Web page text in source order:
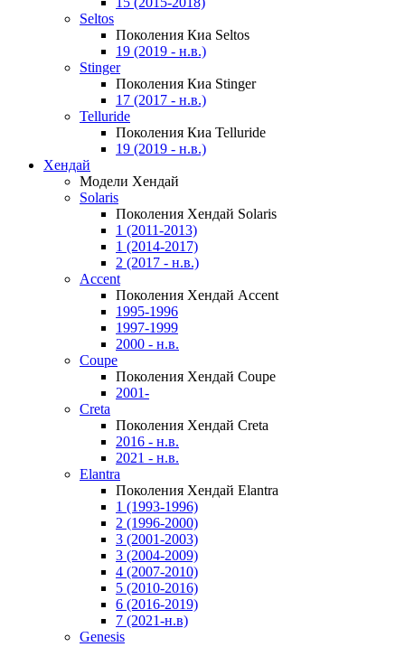
Seltos
Поколения Киа Seltos
19 (2019 - н.в.)
Stinger
Поколения Киа Stinger
17 (2017 - н.в.)
Telluride
Поколения Киа Telluride
19 (2019 - н.в.)
Хендай
Модели Хендай
Solaris
Поколения Хендай Solaris
1 (2011-2013)
1 (2014-2017)
2 (2017 - н.в.)
Accent
Поколения Хендай Accent
1995-1996
1997-1999
2000 - н.в.
Coupe
Поколения Хендай Coupe
2001-
Creta
Поколения Хендай Creta
2016 - н.в.
2021 - н.в.
Elantra
Поколения Хендай Elantra
1 (1993-1996)
2 (1996-2000)
3 (2001-2003)
3 (2004-2009)
4 (2007-2010)
5 (2010-2016)
6 (2016-2019)
7 (2021-н.в)
Genesis